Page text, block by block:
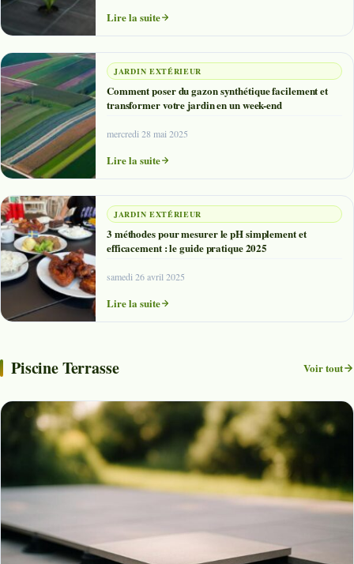
Lire la suite
JARDIN EXTÉRIEUR
Comment poser du gazon synthétique facilement et
transformer votre jardin en un week-end
mercredi 28 mai 2025
Lire la suite
JARDIN EXTÉRIEUR
3 méthodes pour mesurer le pH simplement et
efficacement : le guide pratique 2025
samedi 26 avril 2025
Lire la suite
Piscine Terrasse Voir tout